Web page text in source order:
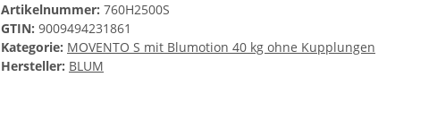
Artikelnummer: 760H2500S
GTIN: 9009494231861
Kategorie: MOVENTO S mit Blumotion 40 kg ohne Kupplungen
Hersteller: BLUM